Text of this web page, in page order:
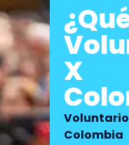
X
Colombia